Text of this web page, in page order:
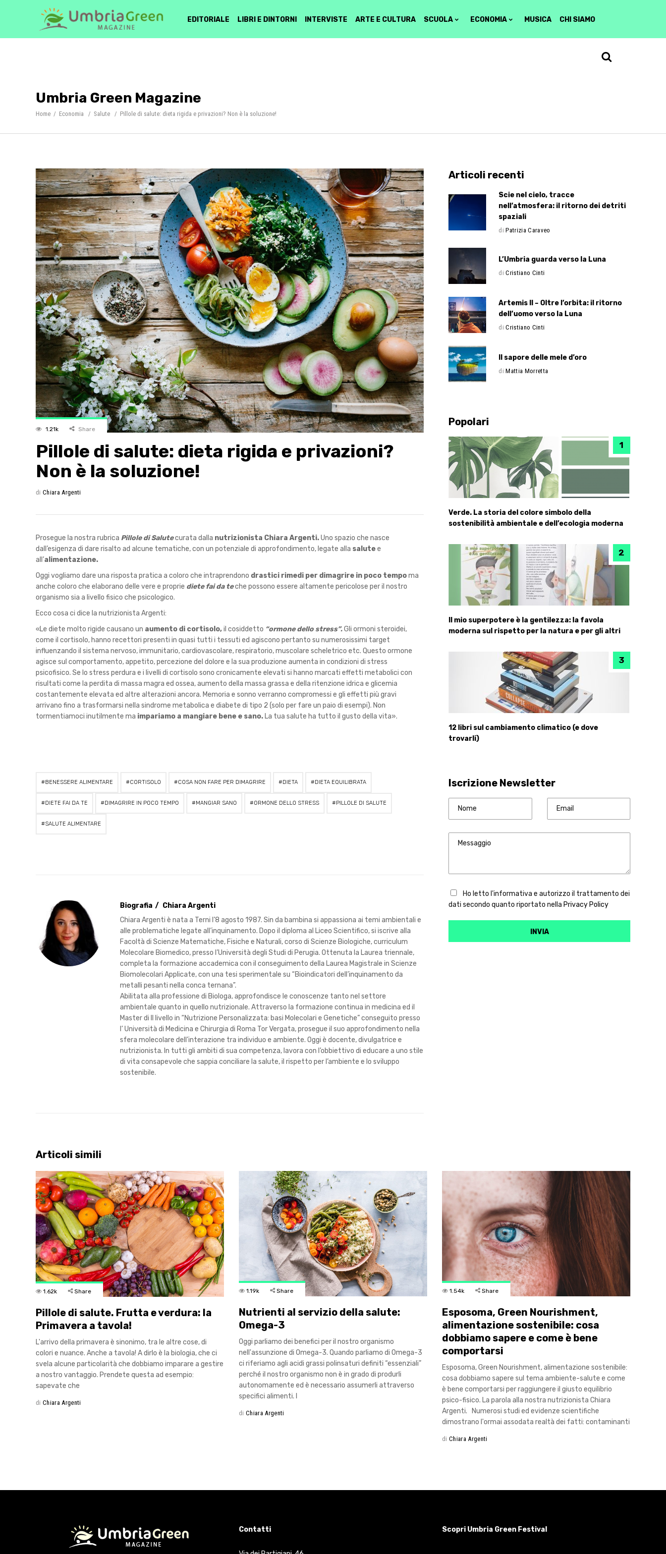
EDITORIALE LIBRI E DINTORNI INTERVISTE ARTE E CULTURA SCUOLA ECONOMIA MUSICA CHI SIAMO
Umbria Green Magazine
Home / Economia / Salute / Pillole di salute: dieta rigida e privazioni? Non è la soluzione!
1.21k Share
Pillole di salute: dieta rigida e privazioni?
Non è la soluzione!
di Chiara Argenti
Prosegue la nostra rubrica Pillole di Salutecurata dalla nutrizionista Chiara Argenti.Uno spazio che nasce
dall’esigenza di dare risalto ad alcune tematiche, con un potenziale di approfondimento, legate alla salutee
all’alimentazione.
Oggi vogliamo dare una risposta pratica a coloro che intraprendono drastici rimedi per dimagrire in poco tempoma
anche coloro che elaborano delle vere e proprie diete fai da teche possono essere altamente pericolose per il nostro
organismo sia a livello fisico che psicologico.
Ecco cosa ci dice la nutrizionista Argenti:
«Le diete molto rigide causano un aumento di cortisolo,il cosiddetto “ormone dello stress”.Gli ormoni steroidei,
come il cortisolo, hanno recettori presenti in quasi tutti i tessuti ed agiscono pertanto su numerosissimi target
influenzando il sistema nervoso, immunitario, cardiovascolare, respiratorio, muscolare scheletrico etc. Questo ormone
agisce sul comportamento, appetito, percezione del dolore e la sua produzione aumenta in condizioni di stress
psicofisico. Se lo stress perdura e i livelli di cortisolo sono cronicamente elevati si hanno marcati effetti metabolici con
risultati come la perdita di massa magra ed ossea, aumento della massa grassa e della ritenzione idrica e glicemia
costantemente elevata ed altre alterazioni ancora. Memoria e sonno verranno compromessi e gli effetti più gravi
arrivano fino a trasformarsi nella sindrome metabolica e diabete di tipo 2 (solo per fare un paio di esempi). Non
tormentiamoci inutilmente ma impariamo a mangiare bene e sano. La tua salute ha tutto il gusto della vita».
BENESSERE ALIMENTARE CORTISOLO COSA NON FARE PER DIMAGRIRE DIETA DIETA EQUILIBRATA
DIETE FAI DA TE DIMAGRIRE IN POCO TEMPO MANGIAR SANO ORMONE DELLO STRESS PILLOLE DI SALUTE
SALUTE ALIMENTARE
Biografia
Chiara Argenti
Chiara Argenti è nata a Terni l’8 agosto 1987. Sin da bambina si appassiona ai temi ambientali e
alle problematiche legate all’inquinamento. Dopo il diploma al Liceo Scientifico, si iscrive alla
Facoltà di Scienze Matematiche, Fisiche e Naturali, corso di Scienze Biologiche, curriculum
Molecolare Biomedico, presso l’Università degli Studi di Perugia. Ottenuta la Laurea triennale,
completa la formazione accademica con il conseguimento della Laurea Magistrale in Scienze
Biomolecolari Applicate, con una tesi sperimentale su “Bioindicatori dell’inquinamento da
metalli pesanti nella conca ternana”.
Abilitata alla professione di Biologa, approfondisce le conoscenze tanto nel settore
ambientale quanto in quello nutrizionale. Attraverso la formazione continua in medicina ed il
Master di II livello in “Nutrizione Personalizzata: basi Molecolari e Genetiche” conseguito presso
l’ Università di Medicina e Chirurgia di Roma Tor Vergata, prosegue il suo approfondimento nella
sfera molecolare dell’interazione tra individuo e ambiente. Oggi è docente, divulgatrice e
nutrizionista. In tutti gli ambiti di sua competenza, lavora con l’obbiettivo di educare a uno stile
di vita consapevole che sappia conciliare la salute, il rispetto per l’ambiente e lo sviluppo
sostenibile.
Articoli recenti
Scie nel cielo, tracce
nell’atmosfera: il ritorno dei detriti
spaziali
diPatrizia Caraveo
L’Umbria guarda verso la Luna
diCristiano Cinti
Artemis II – Oltre l’orbita: il ritorno
dell’uomo verso la Luna
diCristiano Cinti
Il sapore delle mele d’oro
diMattia Morretta
Popolari
Verde. La storia del colore simbolo della
sostenibilità ambientale e dell’ecologia moderna
Il mio superpotere è la gentilezza: la favola
moderna sul rispetto per la natura e per gli altri
12 libri sul cambiamento climatico (e dove
trovarli)
Iscrizione Newsletter
Ho letto l'informativa e autorizzo il trattamento dei
dati secondo quanto riportato nella Privacy Policy
Articoli simili
1.62k Share
Pillole di salute. Frutta e verdura: la
Primavera a tavola!
L'arrivo della primavera è sinonimo, tra le altre cose, di
colori e nuance. Anche a tavola! A dirlo è la biologia, che ci
svela alcune particolarità che dobbiamo imparare a gestire
a nostro vantaggio. Prendete questa ad esempio:
sapevate che
di Chiara Argenti
1.19k Share
Nutrienti al servizio della salute:
Omega-3
Oggi parliamo dei benefici per il nostro organismo
nell'assunzione di Omega-3. Quando parliamo di Omega-3
ci riferiamo agli acidi grassi polinsaturi definiti “essenziali”
perché il nostro organismo non è in grado di produrli
autonomamente ed è necessario assumerli attraverso
specifici alimenti. I
di Chiara Argenti
1.54k Share
Esposoma, Green Nourishment,
alimentazione sostenibile: cosa
dobbiamo sapere e come è bene
comportarsi
Esposoma, Green Nourishment, alimentazione sostenibile:
cosa dobbiamo sapere sul tema ambiente-salute e come
è bene comportarsi per raggiungere il giusto equilibrio
psico-fisico. La parola alla nostra nutrizionista Chiara
Argenti. Numerosi studi ed evidenze scientifiche
dimostrano l'ormai assodata realtà dei fatti: contaminanti
di Chiara Argenti
Contatti Scopri Umbria Green Festival